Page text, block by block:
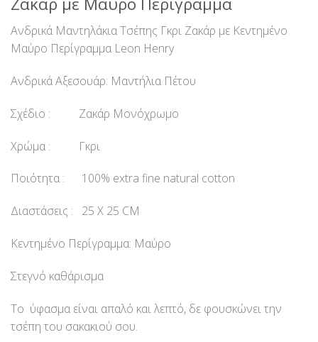
Ανδρικά Μαντηλάκια Τσέπης Γκρι Ζακάρ με Κεντημένο
Μαύρο Περίγραμμα Leon Henry
Ανδρικά Αξεσουάρ: Μαντήλια Πέτου
Σχέδιο : Ζακάρ Μονόχρωμο
Χρώμα : Γκρι
Ποιότητα : 100% extra fine natural cotton
Διαστάσεις : 25 Χ 25 CM
Κεντημένο Περίγραμμα: Μαύρο
Στεγνό καθάρισμα
Το ύφασμα είναι απαλό και λεπτό, δε φουσκώνει την
τσέπη του σακακιού σου.